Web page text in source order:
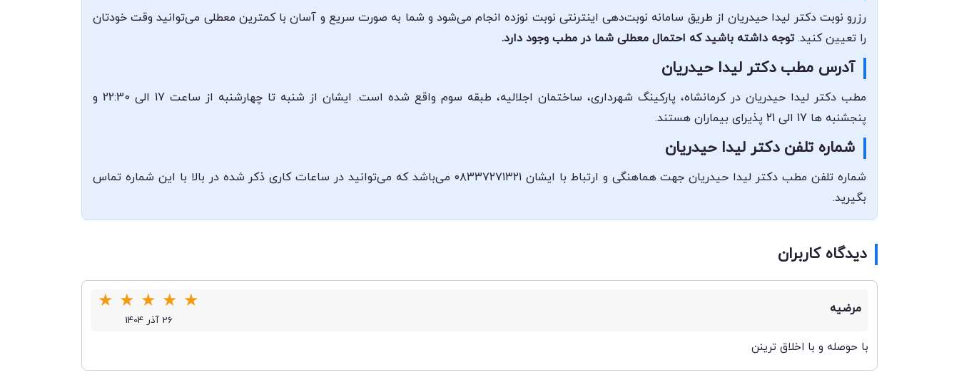
رزرو نوبت دکتر لیدا حیدریان از طریق سامانه نوبت‌دهی اینترنتی نوبت نوزده انجام می‌شود و شما به صورت سریع و آسان با کمترین معطلی می‌توانید وقت خودتان
را تعیین کنید. توجه داشته باشید که احتمال معطلی شما در مطب وجود دارد.
آدرس مطب دکتر لیدا حیدریان
مطب دکتر لیدا حیدریان در کرمانشاه، پارکینگ شهرداری، ساختمان اجلالیه، طبقه سوم واقع شده است. ایشان از شنبه تا چهارشنبه از ساعت 17 الی 22:30 و
پنجشنبه ها 17 الی 21 پذیرای بیماران هستند.
شماره تلفن دکتر لیدا حیدریان
شماره تلفن مطب دکتر لیدا حیدریان جهت هماهنگی و ارتباط با ایشان ۰۸۳۳۷۲۷۱۳۲۱ می‌باشد که می‌توانید در ساعات کاری ذکر شده در بالا با این شماره تماس
بگیرید.
دیدگاه کاربران
مرضیه ★
★
★
★
★
26 آذر 1404
با حوصله و با اخلاق ترینن